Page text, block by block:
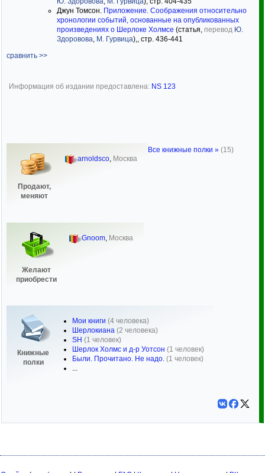
Джун Томсон. Приложение. Соображения относительно
хронологии событий, основанные на опубликованных
произведениях о Шерлоке Холмсе (статья, перевод Ю.
Здоровова, М. Гурвица),, стр. 436-441
сравнить >>
Информация об издании предоставлена: NS 123
Продают,
меняют
arnoldsco, Москва
Желают
приобрести
Gnoom, Москва
Книжные
полки
Мои книги (4 человека)
Шерлокиана (2 человека)
SH (1 человек)
Шерлок Холмс и д-р Уотсон (1 человек)
Были. Прочитано. Не надо. (1 человек)
...
Все книжные полки » (15)